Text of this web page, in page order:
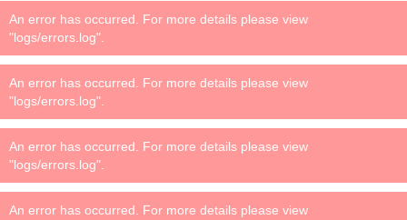
An error has occurred. For more details please view
"logs/errors.log".
An error has occurred. For more details please view
"logs/errors.log".
An error has occurred. For more details please view
"logs/errors.log".
An error has occurred. For more details please view